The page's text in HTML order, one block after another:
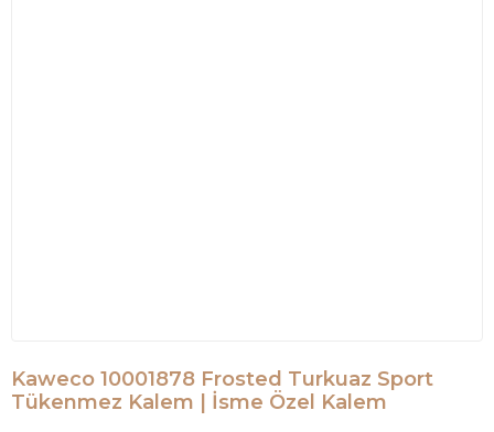
Kaweco 10001878 Frosted Turkuaz Sport
Tükenmez Kalem | İsme Özel Kalem